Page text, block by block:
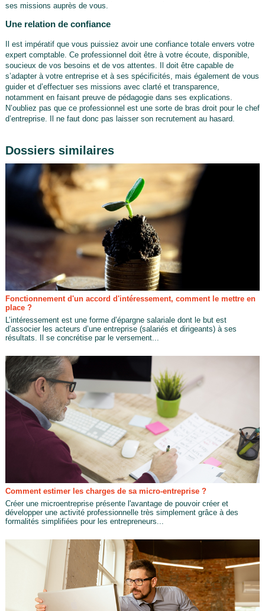
ses missions auprès de vous.
Une relation de confiance
Il est impératif que vous puissiez avoir une confiance totale envers votre
expert comptable. Ce professionnel doit être à votre écoute, disponible,
soucieux de vos besoins et de vos attentes. Il doit être capable de
s’adapter à votre entreprise et à ses spécificités, mais également de vous
guider et d’effectuer ses missions avec clarté et transparence,
notamment en faisant preuve de pédagogie dans ses explications.
N’oubliez pas que ce professionnel est une sorte de bras droit pour le chef
d’entreprise. Il ne faut donc pas laisser son recrutement au hasard.
Dossiers similaires
Fonctionnement d'un accord d'intéressement, comment le mettre en
place ?
L’intéressement est une forme d’épargne salariale dont le but est
d’associer les acteurs d’une entreprise (salariés et dirigeants) à ses
résultats. Il se concrétise par le versement...
Comment estimer les charges de sa micro-entreprise ?
Créer une microentreprise présente l'avantage de pouvoir créer et
développer une activité professionnelle très simplement grâce à des
formalités simplifiées pour les entrepreneurs...